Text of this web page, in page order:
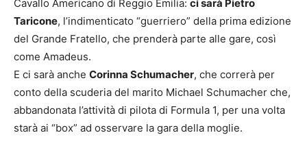
Cavallo Americano di Reggio Emilia: ci sarà Pietro
Taricone, l’indimenticato “guerriero” della prima edizione
del Grande Fratello, che prenderà parte alle gare, così
come Amadeus.
E ci sarà anche Corinna Schumacher, che correrà per
conto della scuderia del marito Michael Schumacher che,
abbandonata l’attività di pilota di Formula 1, per una volta
starà ai “box” ad osservare la gara della moglie.